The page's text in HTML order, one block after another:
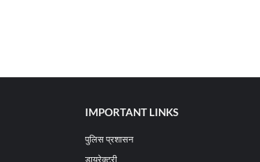
IMPORTANT LINKS
पुलिस प्रशासन
डायरेक्टरी